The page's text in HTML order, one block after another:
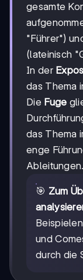
gesamte
"Führer")
(lateinisch
In der
das Thema
Die Fuge
das Thema
enge
Ableitungen.
🎯 Zum
und
durch die